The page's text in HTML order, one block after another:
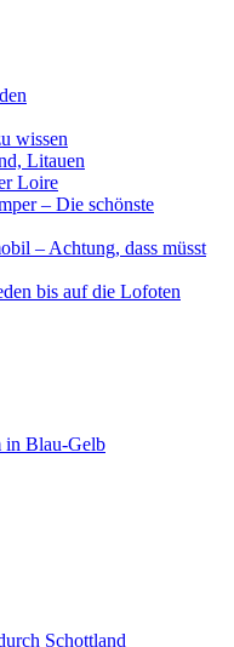
wissen
Litauen
Loire
– Die schönste
– Achtung, dass müsst
bis auf die Lofoten
in Blau-Gelb
Schottland